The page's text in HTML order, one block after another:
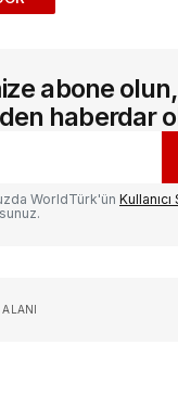
abone olun,
haberdar
WorldTürk'ün